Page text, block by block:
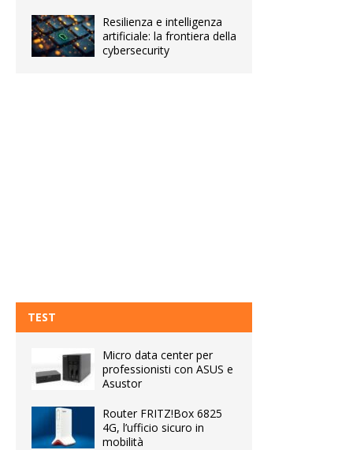
Resilienza e intelligenza
artificiale: la frontiera della
cybersecurity
TEST
Micro data center per
professionisti con ASUS e
Asustor
Router FRITZ!Box 6825
4G, l’ufficio sicuro in
mobilità